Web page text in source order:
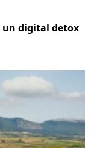
un digital detox